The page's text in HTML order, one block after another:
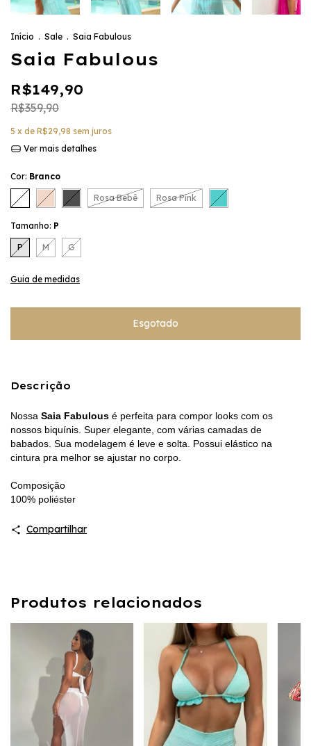
Início . Sale . Saia Fabulous
Saia Fabulous
R$149,90
R$359,90
5 x de R$29,98 sem juros
Ver mais detalhes
Cor: Branco
Rosa Bebê Rosa Pink
Tamanho: P
P M G
Guia de medidas
Descrição
Nossa Saia Fabulous é perfeita para compor looks com os
nossos biquínis. Super elegante, com várias camadas de
babados. Sua modelagem é leve e solta. Possui elástico na
cintura pra melhor se ajustar no corpo.
Composição
100% poliéster
Compartilhar
Produtos relacionados